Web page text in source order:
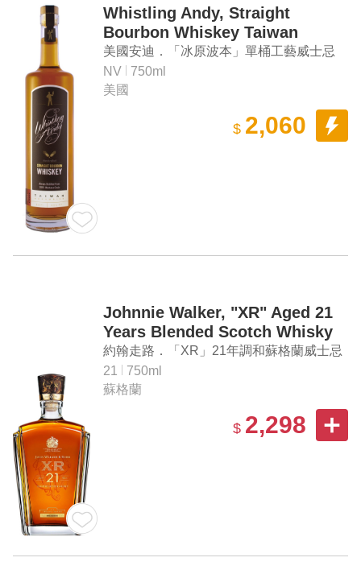
Whistling Andy, Straight
Bourbon Whiskey Taiwan
Exclusive
美國安迪．「冰原波本」單桶工藝威士忌
#160023 台灣限定
NV
750ml
美國
$ 2,060
Johnnie Walker, "XR" Aged 21
Years Blended Scotch Whisky
約翰走路．「XR」21年調和蘇格蘭威士忌
21
750ml
蘇格蘭
$ 2,298